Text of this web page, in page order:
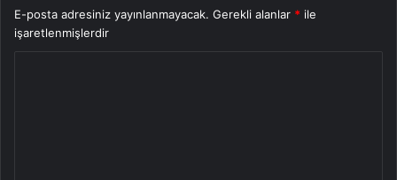
E-posta adresiniz yayınlanmayacak. Gerekli alanlar * ile
işaretlenmişlerdir